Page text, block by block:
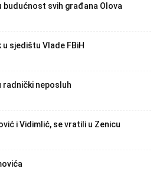
budućnost svih građana Olova
sjedištu Vlade FBiH
radnički neposluh
i Vidimlić, se vratili u Zenicu